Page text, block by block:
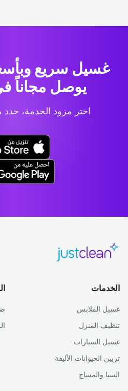
غسيل سريع
يوصل مجاناً
اختر مزود الخدمة،
الخدمات
غسيل الملابس
تنظيف المنزل
غسيل السيارات
تزيين الحيوانات الأليفة
السبا والمساج